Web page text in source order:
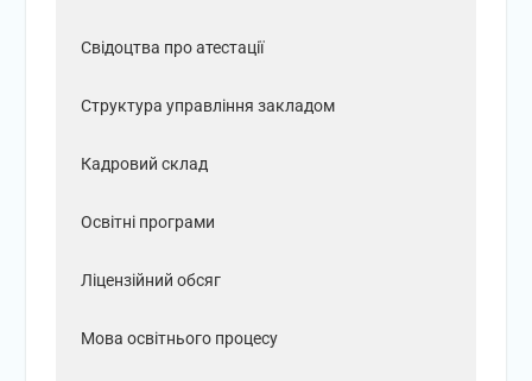
Свідоцтва про атестації
Структура управління закладом
Кадровий склад
Освітні програми
Ліцензійний обсяг
Мова освітнього процесу